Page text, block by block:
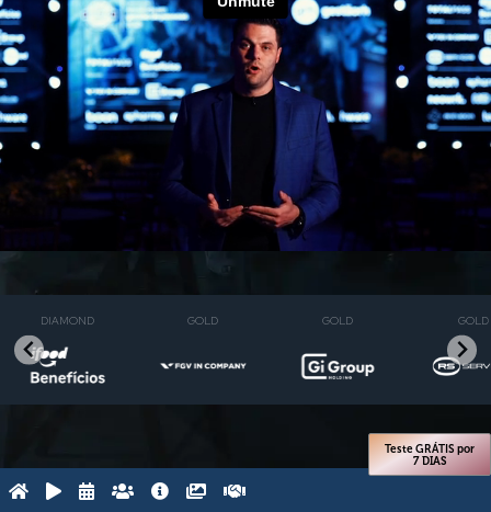
DIAMOND GOLD GOLD GOLD
Teste GRÁTIS por
7 DIAS